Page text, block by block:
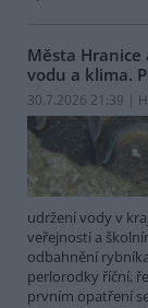
Města Hranice
vodu a klima.
30.7.2026 21:39 |
udržení vody v
veřejností a
odbahnění
perlorodky říční,
prvním opatření